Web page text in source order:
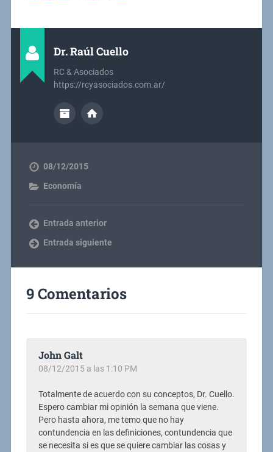
Dr. Raúl Cuello
RC & Asociados
https://rcyasociados.com.ar/
08/12/2015
Economía
Entrada anterior
Entrada siguiente
9 Comentarios
John Galt
08/12/2015 a las 1:10 PM
Totalmente de acuerdo con su conceptos, Dr. Cuello.
Espero cambiar mi opinión la semana que viene.
Pero hasta ahora, me temo que no hay
contundencia en las definiciones, contundencia que
se necesita si es que se quiere cambiar las cosas y